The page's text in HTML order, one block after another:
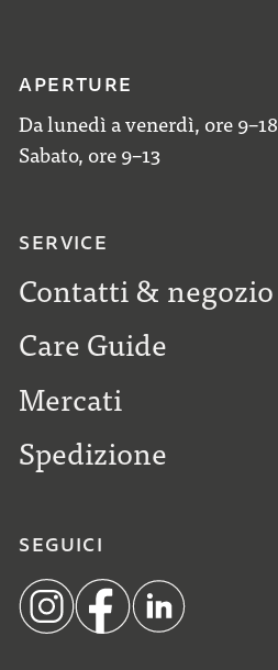
APERTURE
Da lunedì a venerdì, ore 9–18
Sabato, ore 9–13
SERVICE
Contatti & negozio
Care Guide
Mercati
Spedizione
SEGUICI